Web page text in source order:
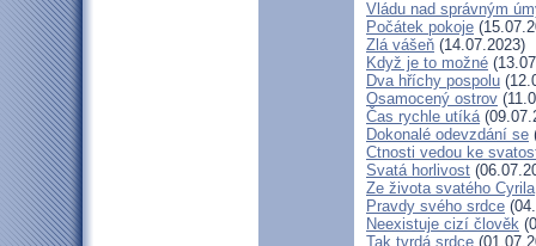
Vládu nad správným
Počátek pokoje
Zlá vášeň (14.07.2023)
Když je to možné
Dva hříchy pospolu
Osamocený ostrov
Čas rychle utíká
Dokonalé odevzdání se
Ctnosti vedou ke
Svatá horlivost
Ze života svatého Cyrila
Pravdy svého srdce
Neexistuje cizí člověk
Tak tvrdá srdce